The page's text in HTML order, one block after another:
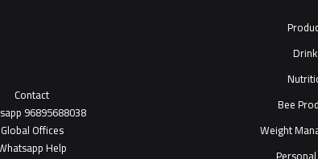
Bee
Weight
Contact
96895688038
Global Offices
hatsapp Help